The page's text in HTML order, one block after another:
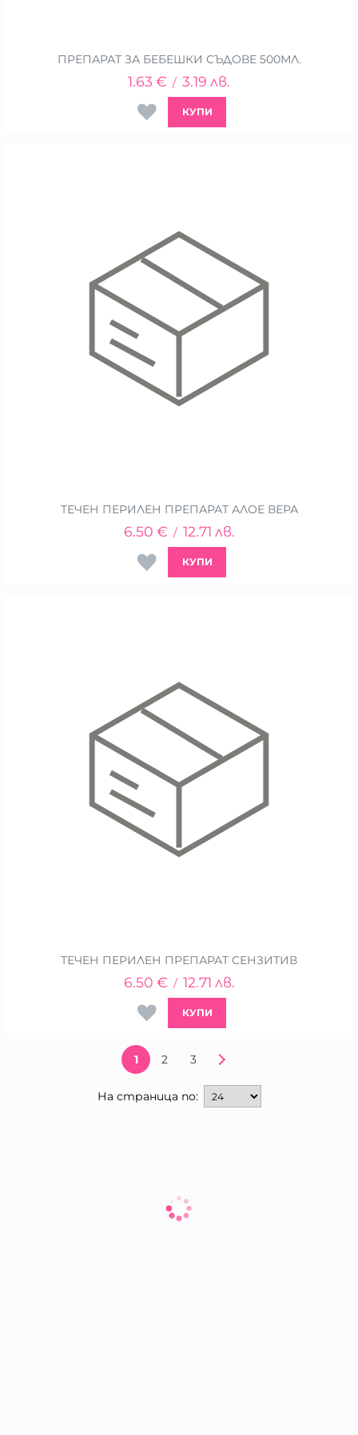
ПРЕПАРАТ ЗА БЕБЕШКИ СЪДОВЕ 500МЛ.
1.63 € / 3.19 лв.
КУПИ
ТЕЧЕН ПЕРИЛЕН ПРЕПАРАТ АЛОЕ ВЕРА
6.50 € / 12.71 лв.
КУПИ
ТЕЧЕН ПЕРИЛЕН ПРЕПАРАТ СЕНЗИТИВ
6.50 € / 12.71 лв.
КУПИ
1 2 3
На страница по: